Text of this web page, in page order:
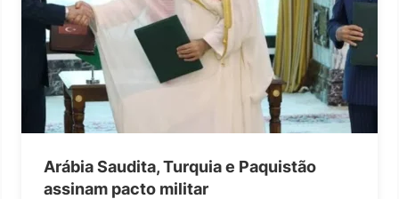
Arábia Saudita, Turquia e Paquistão
assinam pacto militar